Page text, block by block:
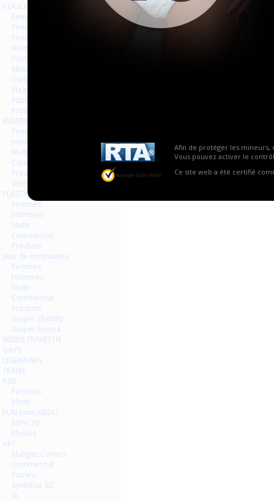
Afin de protéger les mineurs,
Vous pouvez activer le
Ce site web a été certifié
COUCHES
Femmes
Femmes séries et rafales
Femmes vintage
Hommes séries et rafales
Hommes
Mixte
Commercial
Magazines Livres
Publicités
Produits
REGRESSION AGEPLAYER
Femmes
Hommes
Mixte
Commercial
Produits
Vêtements
PLASTIQUE LATEX
Femmes
Hommes
Mixte
Commercial
Produits
Jeux de contraintes
Femmes
Hommes
Mixte
Commercial
Produits
Diaper chastity
Diaper Enema
SISSIES TRAVESTIS
GAYS
LESBIENNES
TRANS
ASIE
Femmes
Mixte
FUN (non-ABDL)
Films TV
Photos
ART
Mangas Comics
Commercial
Furries
Synthèse 3D
IA